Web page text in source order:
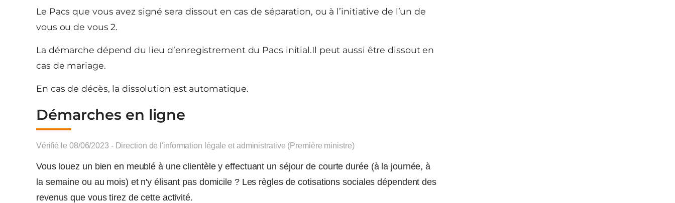
Le Pacs que vous avez signé sera dissout en cas de séparation, ou à l’initiative de l’un de
vous ou de vous 2.
La démarche dépend du lieu d’enregistrement du Pacs initial.Il peut aussi être dissout en
cas de mariage.
En cas de décès, la dissolution est automatique.
Démarches en ligne
Vérifié le 08/06/2023 - Direction de l'information légale et administrative (Première ministre)
Vous louez un bien en meublé à une clientèle y effectuant un séjour de courte durée (à la journée, à
la semaine ou au mois) et n'y élisant pas domicile ? Les règles de cotisations sociales dépendent des
revenus que vous tirez de cette activité.